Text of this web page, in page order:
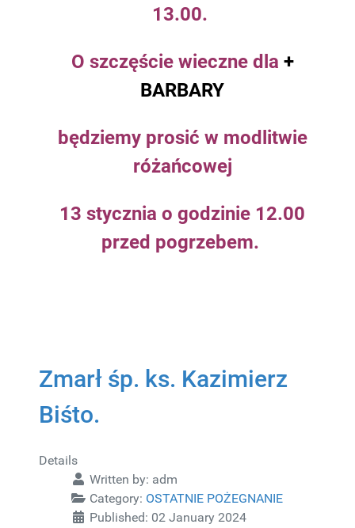
13.00.
O szczęście wieczne dla +
BARBARY
będziemy prosić w modlitwie
różańcowej
13 stycznia o godzinie 12.00
przed pogrzebem.
Zmarł śp. ks. Kazimierz
Biśto.
Details
Written by: adm
Category: OSTATNIE POŻEGNANIE
Published: 02 January 2024